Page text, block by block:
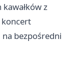
z
koncert
bezpośredni